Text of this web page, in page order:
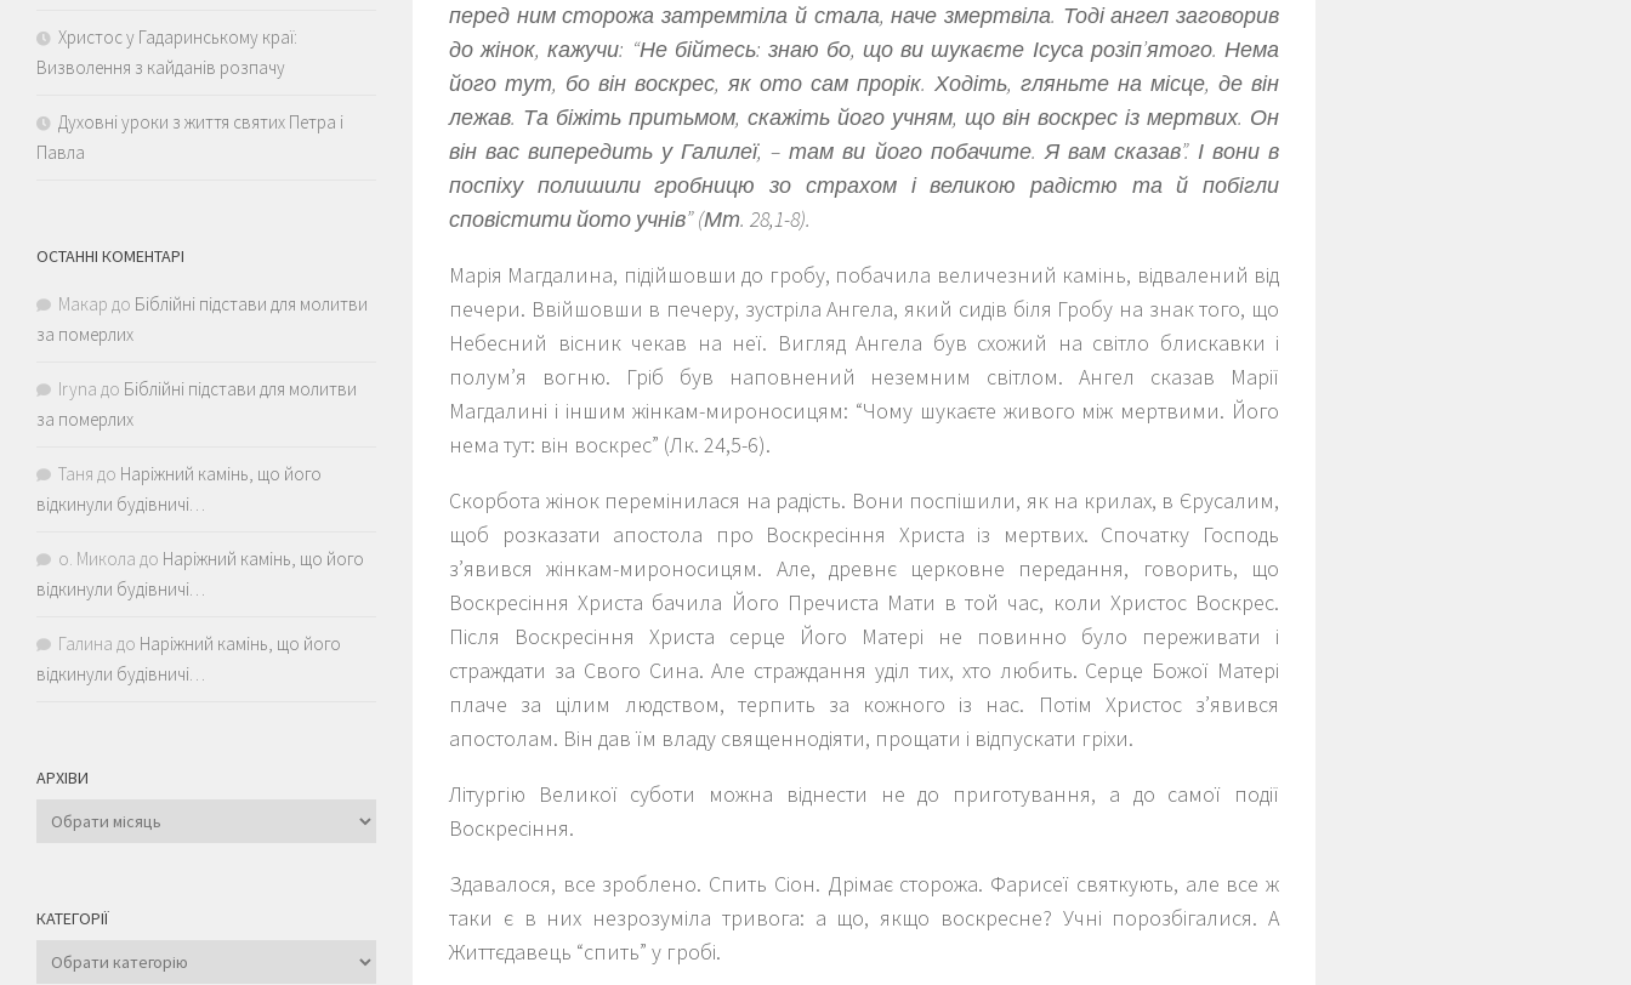
перед ним сторожа затремтіла й стала, наче змертвіла. Тоді ангел заговорив
до жінок, кажучи: “Не бійтесь: знаю бо, що ви шукаєте Ісуса розіп’ятого. Нема
його тут, бо він воскрес, як ото сам прорік. Ходіть, гляньте на місце, де він
лежав. Та біжіть притьмом, скажіть його учням, що він воскрес із мертвих. Он
він вас випередить у Галилеї, – там ви його побачите. Я вам сказав”. І вони в
поспіху полишили гробницю зо страхом і великою радістю та й побігли
сповістити йото учнів” (Мт. 28,1-8).
Марія Магдалина, підійшовши до гробу, побачила величезний камінь, відвалений від
печери. Ввійшовши в печеру, зустріла Ангела, який сидів біля Гробу на знак того, що
Небесний вісник чекав на неї. Вигляд Ангела був схожий на світло блискавки і
полум’я вогню. Гріб був наповнений неземним світлом. Ангел сказав Марії
Магдалині і іншим жінкам-мироносицям: “Чому шукаєте живого між мертвими. Його
нема тут: він воскрес” (Лк. 24,5-6).
Скорбота жінок перемінилася на радість. Вони поспішили, як на крилах, в Єрусалим,
щоб розказати апостола про Воскресіння Христа із мертвих. Спочатку Господь
з’явився жінкам-мироносицям. Але, древнє церковне передання, говорить, що
Воскресіння Христа бачила Його Пречиста Мати в той час, коли Христос Воскрес.
Після Воскресіння Христа серце Його Матері не повинно було переживати і
страждати за Свого Сина. Але страждання уділ тих, хто любить. Серце Божої Матері
плаче за цілим людством, терпить за кожного із нас. Потім Христос з’явився
апостолам. Він дав їм владу священнодіяти, прощати і відпускати гріхи.
Літургію Великої суботи можна віднести не до приготування, а до самої події
Воскресіння.
Здавалося, все зроблено. Спить Сіон. Дрімає сторожа. Фарисеї святкують, але все ж
таки є в них незрозуміла тривога: а що, якщо воскресне? Учні порозбігалися. А
Життєдавець “спить” у гробі.
Христос у Гадаринському краї:
Визволення з кайданів розпачу
Духовні уроки з життя святих Петра і
Павла
ОСТАННІ КОМЕНТАРІ
Макар до Біблійні підстави для молитви
за померлих
Iryna до Біблійні підстави для молитви
за померлих
Таня до Наріжний камінь, що його
відкинули будівничі…
о. Микола до Наріжний камінь, що його
відкинули будівничі…
Галина до Наріжний камінь, що його
відкинули будівничі…
АРХІВИ
Архіви
КАТЕГОРІЇ
Категорії